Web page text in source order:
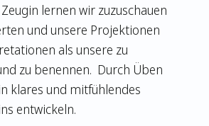
lernen wir zuzuschauen
und unsere Projektionen
als unsere zu
zu benennen. Durch Üben
klares und mitfühlendes
entwickeln.